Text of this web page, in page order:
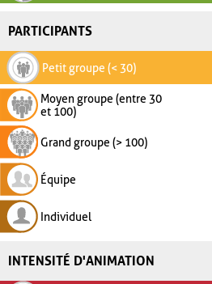
PARTICIPANTS
Petit groupe (< 30)
Moyen groupe (entre 30
et 100)
Grand groupe (> 100)
Équipe
Individuel
INTENSITÉ D'ANIMATION